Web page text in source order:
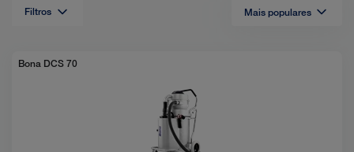
Filtros Mais populares
Bona DCS 70